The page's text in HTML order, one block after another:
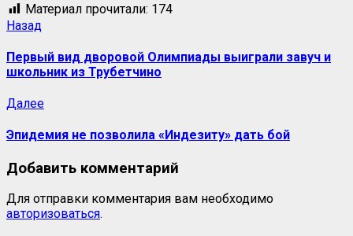
Материал прочитали: 174
Навигация
записи
Назад
Первый вид дворовой Олимпиады выиграли завуч и
школьник из Трубетчино
ДалееСледующая
Эпидемия не позволила «Индезиту» дать бой
Добавить комментарий
Для отправки комментария вам необходимо
авторизоваться.